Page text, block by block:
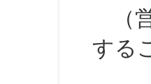
（営
する